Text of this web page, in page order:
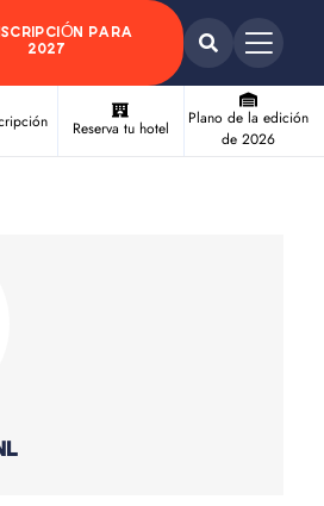
PARA
2027
Reserva tu hotel
Plano de la edición
de 2026